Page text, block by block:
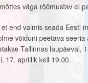
väga rõõmustav ei
end valmis seada Eesti
võiduni peetava
Tallinnas laupäeval,
17. aprillik kell 19.00.